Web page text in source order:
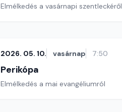
Elmélkedés a vasárnapi szentleckéről
2026. 05. 10. vasárnap 7:50
Perikópa
Elmélkedés a mai evangéliumról